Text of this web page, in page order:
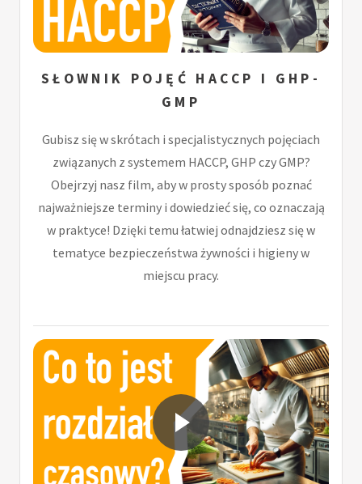
SŁOWNIK POJĘĆ HACCP I GHP-
GMP
Gubisz się w skrótach i specjalistycznych pojęciach
związanych z systemem HACCP, GHP czy GMP?
Obejrzyj nasz film, aby w prosty sposób poznać
najważniejsze terminy i dowiedzieć się, co oznaczają
w praktyce! Dzięki temu łatwiej odnajdziesz się w
tematyce bezpieczeństwa żywności i higieny w
miejscu pracy.